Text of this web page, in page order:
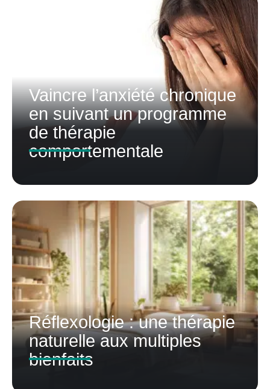
Vaincre l’anxiété chronique
en suivant un programme
de thérapie
comportementale
Réflexologie : une thérapie
naturelle aux multiples
bienfaits